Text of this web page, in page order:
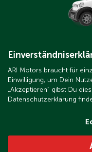
wie-
Jak pojistím své
ARI Motors braucht für
Einwilligung, um Dein
„Akzeptieren“ gibst Du
Datenschutzerklärung